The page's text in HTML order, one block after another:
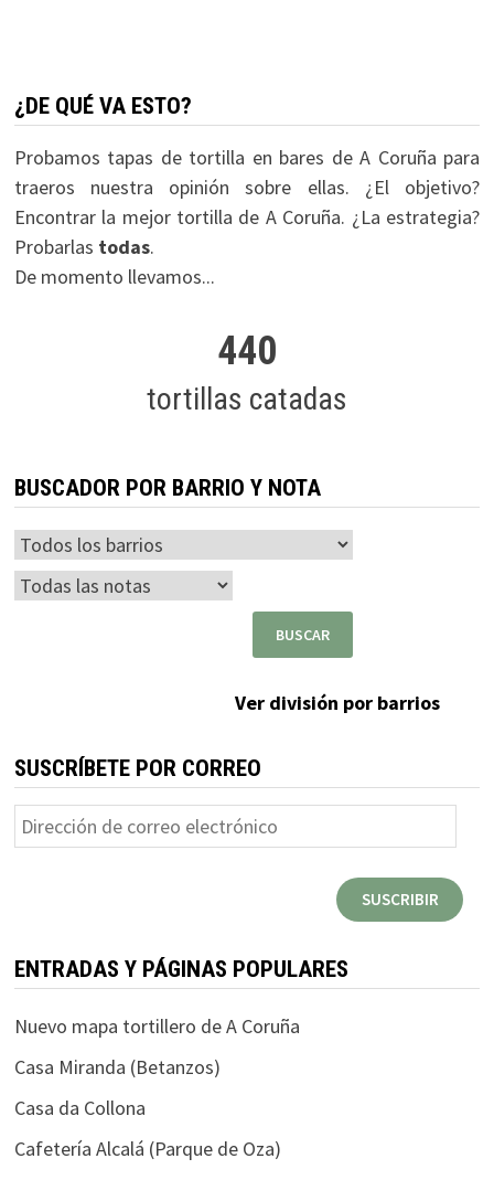
¿DE QUÉ VA ESTO?
Probamos tapas de tortilla en bares de A Coruña para
traeros nuestra opinión sobre ellas. ¿El objetivo?
Encontrar la mejor tortilla de A Coruña. ¿La estrategia?
Probarlas todas.
De momento llevamos...
440
tortillas catadas
BUSCADOR POR BARRIO Y NOTA
Ver división por barrios
SUSCRÍBETE POR CORREO
Dirección
de
SUSCRIBIR
ENTRADAS Y PÁGINAS POPULARES
Nuevo mapa tortillero de A Coruña
Casa Miranda (Betanzos)
Casa da Collona
Cafetería Alcalá (Parque de Oza)